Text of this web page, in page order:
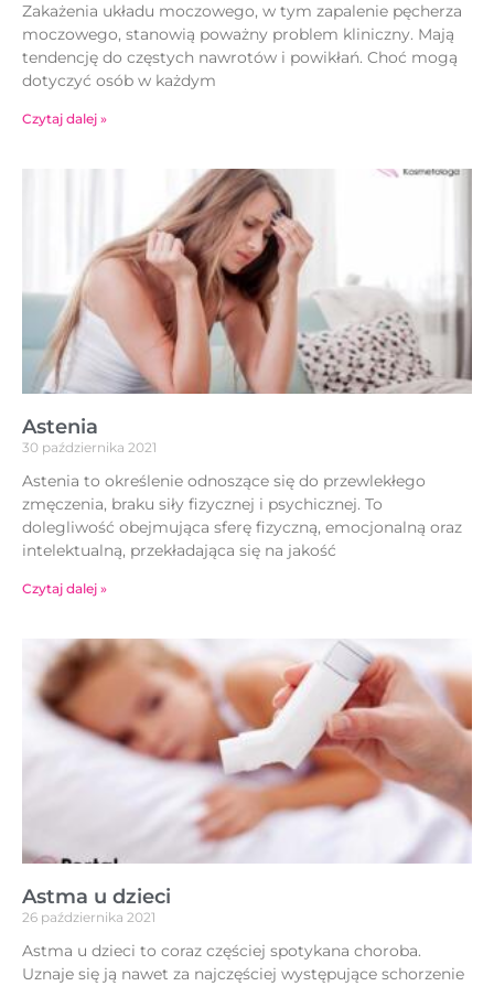
Zakażenia układu moczowego, w tym zapalenie pęcherza
moczowego, stanowią poważny problem kliniczny. Mają
tendencję do częstych nawrotów i powikłań. Choć mogą
dotyczyć osób w każdym
Czytaj dalej »
Astenia
30 października 2021
Astenia to określenie odnoszące się do przewlekłego
zmęczenia, braku siły fizycznej i psychicznej. To
dolegliwość obejmująca sferę fizyczną, emocjonalną oraz
intelektualną, przekładająca się na jakość
Czytaj dalej »
Astma u dzieci
26 października 2021
Astma u dzieci to coraz częściej spotykana choroba.
Uznaje się ją nawet za najczęściej występujące schorzenie